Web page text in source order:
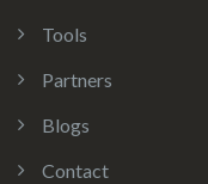
Tools
Partners
Blogs
Contact